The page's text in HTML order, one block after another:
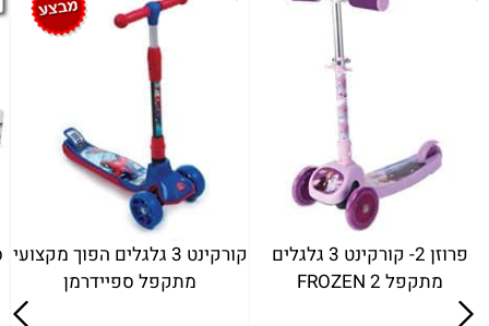
קורקינט 3 גלגלים הפוך מקצועי
מתקפל ספיידרמן
פרוזן 2- קורקינט 3 גלגלים
מתקפל FROZEN 2